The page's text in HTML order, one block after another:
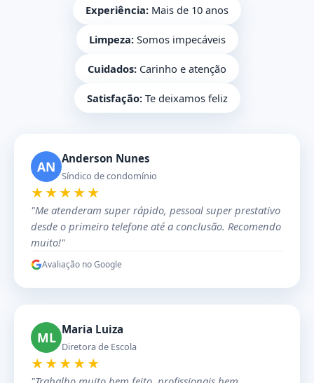
Experiência: Mais de 10 anos
Limpeza:Somos impecáveis
Cuidados: Carinho e atenção
Satisfação:Te deixamos feliz
AN Anderson Nunes
Síndico de condomínio
★★★★★
"Me atenderam super rápido, pessoal super prestativo
desde o primeiro telefone até a conclusão. Recomendo
muito!"
Avaliação no Google
ML Maria Luiza
Diretora de Escola
★★★★★